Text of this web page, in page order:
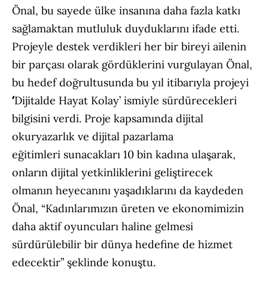
Önal, bu sayede ülke insanına daha fazla katkı
sağlamaktan mutluluk duyduklarını ifade etti.
Projeyle destek verdikleri her bir bireyi ailenin
bir parçası olarak gördüklerini vurgulayan Önal,
bu hedef doğrultusunda bu yıl itibarıyla projeyi
‘Dijitalde Hayat Kolay’ ismiyle sürdürecekleri
bilgisini verdi. Proje kapsamında dijital
okuryazarlık ve dijital pazarlama
eğitimleri sunacakları 10 bin kadına ulaşarak,
onların dijital yetkinliklerini geliştirecek
olmanın heyecanını yaşadıklarını da kaydeden
Önal, “Kadınlarımızın üreten ve ekonomimizin
daha aktif oyuncuları haline gelmesi
sürdürülebilir bir dünya hedefine de hizmet
edecektir” şeklinde konuştu.